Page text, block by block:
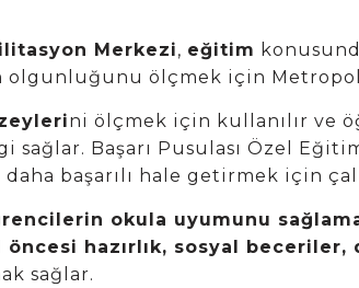
Merkezi, eğitim
ölçmek için
ni ölçmek için kullanılır ve
Başarı Pusulası Özel
başarılı hale getirmek için
okula uyumunu
öncesi hazırlık, sosyal
sağlar.